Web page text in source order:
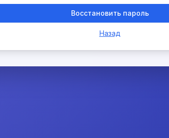
Восстановить пароль
Назад